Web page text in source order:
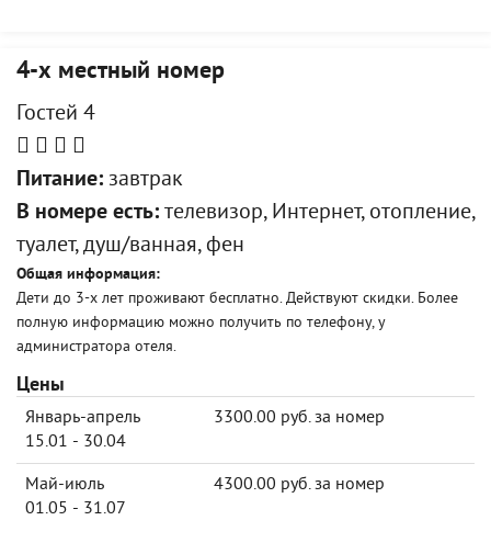
4-х местный номер
Гостей 4
Питание: завтрак
В номере есть: телевизор, Интернет, отопление,
туалет, душ/ванная, фен
Общая информация:
Дети до 3-х лет проживают бесплатно. Действуют скидки. Более
полную информацию можно получить по телефону, у
администратора отеля.
Цены
Январь-апрель
15.01 - 30.04
3300.00 руб. за номер
Май-июль
01.05 - 31.07
4300.00 руб. за номер